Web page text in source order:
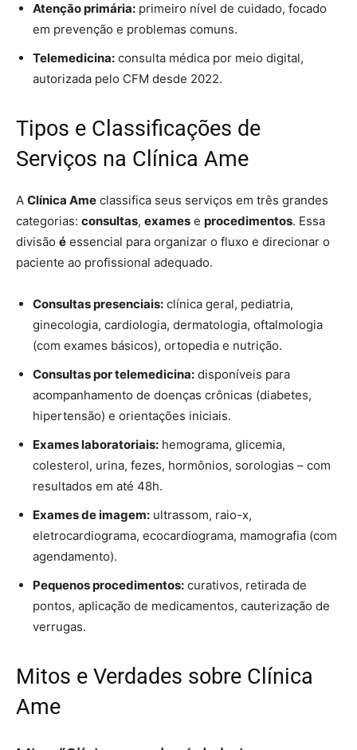
Atenção primária: primeiro nível de cuidado, focado
em prevenção e problemas comuns.
Telemedicina: consulta médica por meio digital,
autorizada pelo CFM desde 2022.
Tipos e Classificações de
Serviços na Clínica Ame
A Clínica Ame classifica seus serviços em três grandes
categorias: consultas, exames e procedimentos. Essa
divisão é essencial para organizar o fluxo e direcionar o
paciente ao profissional adequado.
Consultas presenciais: clínica geral, pediatria,
ginecologia, cardiologia, dermatologia, oftalmologia
(com exames básicos), ortopedia e nutrição.
Consultas por telemedicina: disponíveis para
acompanhamento de doenças crônicas (diabetes,
hipertensão) e orientações iniciais.
Exames laboratoriais: hemograma, glicemia,
colesterol, urina, fezes, hormônios, sorologias – com
resultados em até 48h.
Exames de imagem: ultrassom, raio-x,
eletrocardiograma, ecocardiograma, mamografia (com
agendamento).
Pequenos procedimentos: curativos, retirada de
pontos, aplicação de medicamentos, cauterização de
verrugas.
Mitos e Verdades sobre Clínica
Ame